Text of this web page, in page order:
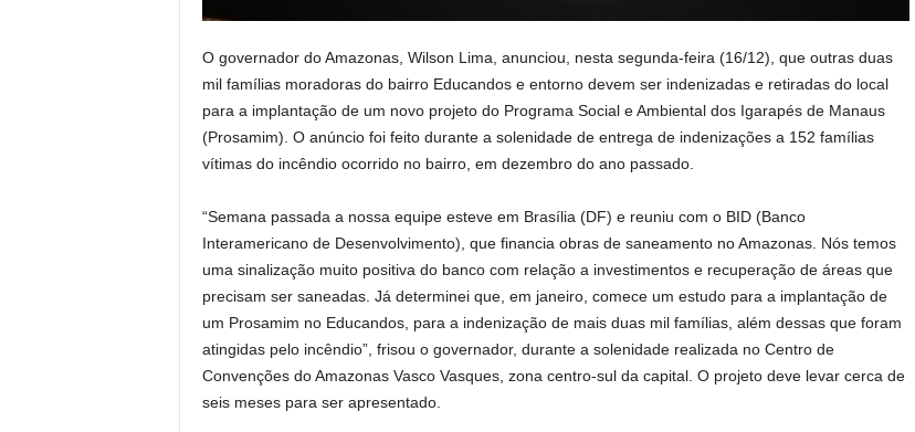
O governador do Amazonas, Wilson Lima, anunciou, nesta segunda-feira (16/12), que outras duas
mil famílias moradoras do bairro Educandos e entorno devem ser indenizadas e retiradas do local
para a implantação de um novo projeto do Programa Social e Ambiental dos Igarapés de Manaus
(Prosamim). O anúncio foi feito durante a solenidade de entrega de indenizações a 152 famílias
vítimas do incêndio ocorrido no bairro, em dezembro do ano passado.
“Semana passada a nossa equipe esteve em Brasília (DF) e reuniu com o BID (Banco
Interamericano de Desenvolvimento), que financia obras de saneamento no Amazonas. Nós temos
uma sinalização muito positiva do banco com relação a investimentos e recuperação de áreas que
precisam ser saneadas. Já determinei que, em janeiro, comece um estudo para a implantação de
um Prosamim no Educandos, para a indenização de mais duas mil famílias, além dessas que foram
atingidas pelo incêndio”, frisou o governador, durante a solenidade realizada no Centro de
Convenções do Amazonas Vasco Vasques, zona centro-sul da capital. O projeto deve levar cerca de
seis meses para ser apresentado.